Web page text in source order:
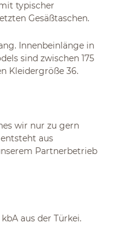
typischer
Gesäßtaschen.
Innenbeinlänge in
sind zwischen 175
Kleidergröße 36.
wir nur zu gern
aus
Partnerbetrieb
aus der Türkei.